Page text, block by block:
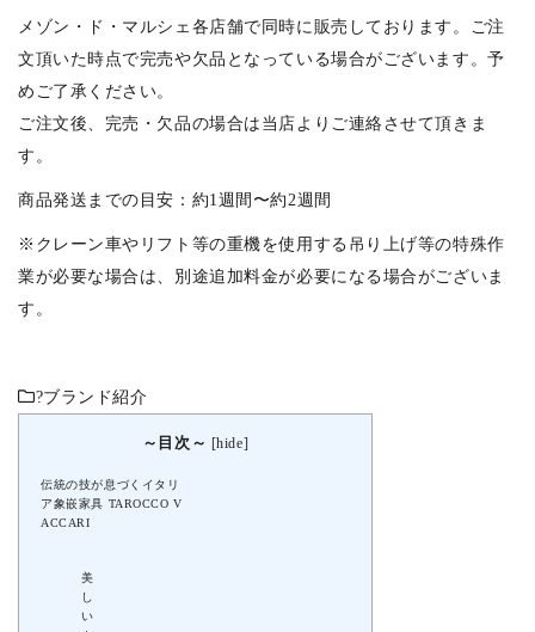
メゾン・ド・マルシェ各店舗で同時に販売しております。ご注
文頂いた時点で完売や欠品となっている場合がございます。予
めご了承ください。
ご注文後、完売・欠品の場合は当店よりご連絡させて頂きま
す。
商品発送までの目安：約1週間〜約2週間
※クレーン車やリフト等の重機を使用する吊り上げ等の特殊作
業が必要な場合は、別途追加料金が必要になる場合がございま
す。
?ブランド紹介
～目次～ [hide]
伝統の技が息づくイタリ
ア象嵌家具 TAROCCO V
ACCARI
美
し
い